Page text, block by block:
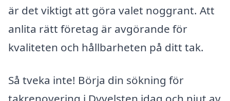
är det viktigt att göra valet noggrant. Att
anlita rätt företag är avgörande för
kvaliteten och hållbarheten på ditt tak.
Så tveka inte! Börja din sökning för